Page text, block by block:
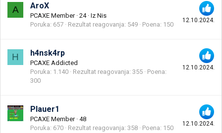
A
12.10.2024.
AroX
PCAXE Member · 24 · Iz Nis
Poruka 657 Rezultat reagovanja 549 Poena 150
H
12.10.2024.
h4nsk4rp
PCAXE Addicted
Poruka 1.140 Rezultat reagovanja 355
Poena
300
12.10.2024.
Plauer1
PCAXE Member · 48
Poruka 670 Rezultat reagovanja 358 Poena 150